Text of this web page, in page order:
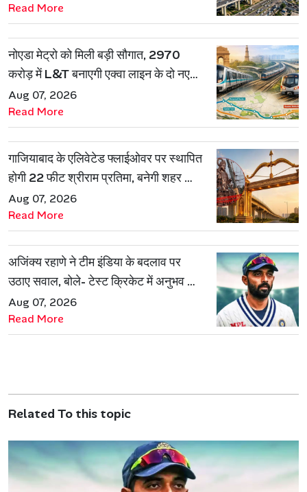
Read More
नोएडा मेट्रो को मिली बड़ी सौगात, 2970
करोड़ में L&T बनाएगी एक्वा लाइन के दो नए
रूट
Aug 07, 2026
Read More
गाजियाबाद के एलिवेटेड फ्लाईओवर पर स्थापित
होगी 22 फीट श्रीराम प्रतिमा, बनेगी शहर की
नई पहचान
Aug 07, 2026
Read More
अजिंक्य रहाणे ने टीम इंडिया के बदलाव पर
उठाए सवाल, बोले- टेस्ट क्रिकेट में अनुभव की
जरूरत हमेशा रहेगी
Aug 07, 2026
Read More
Related To this topic